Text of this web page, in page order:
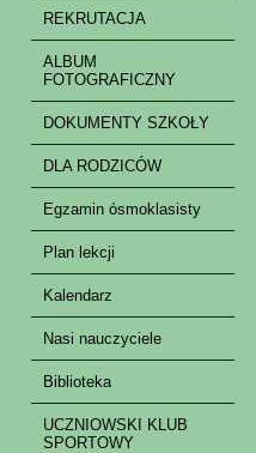
REKRUTACJA
ALBUM
FOTOGRAFICZNY
DOKUMENTY SZKOŁY
DLA RODZICÓW
Egzamin ósmoklasisty
Plan lekcji
Kalendarz
Nasi nauczyciele
Biblioteka
UCZNIOWSKI KLUB
SPORTOWY